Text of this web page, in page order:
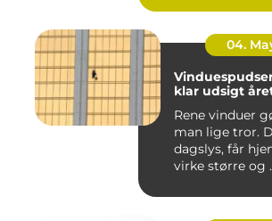
04.
Vinduespudser
klar udsigt
Rene vinduer
man lige tror.
dagslys, får
virke større og